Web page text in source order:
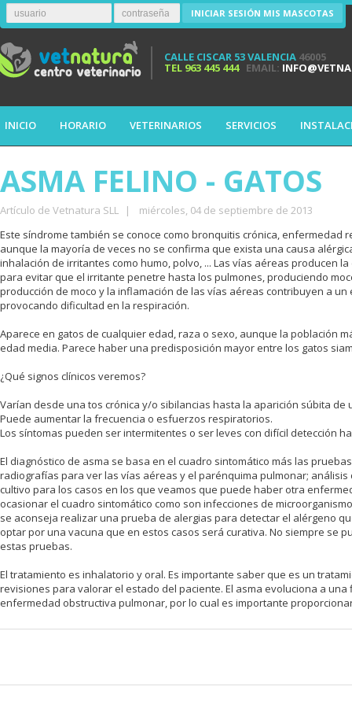
INICIAR SESIÓN MIS MASCOTAS
CALLE CISCAR 53 VALENCIA 46005
TEL 963 445 444EMAIL:
INICIO HORARIO VETERINARIOS SERVICIOS
ASMA FELINO - GATOS
Artículo de Vetnatura SLL |
miércoles, 04 de septiembre de 2013
Este síndrome también se conoce como bronquitis crónica, enfermedad
aunque la mayoría de veces no se confirma que exista una causa
inhalación de irritantes como humo, polvo, ... Las vías aéreas producen
para evitar que el irritante penetre hasta los pulmones, produciendo
producción de moco y la inflamación de las vías aéreas contribuyen a
provocando dificultad en la respiración.
Aparece en gatos de cualquier edad, raza o sexo, aunque la población
edad media. Parece haber una predisposición mayor entre los gatos
¿Qué signos clínicos veremos?
Varían desde una tos crónica y/o sibilancias hasta la aparición súbita
Puede aumentar la frecuencia o esfuerzos respiratorios.
Los síntomas pueden ser intermitentes o ser leves con difícil detección
El diagnóstico de asma se basa en el cuadro sintomático más las
radiografías para ver las vías aéreas y el parénquima pulmonar;
cultivo para los casos en los que veamos que puede haber otra
ocasionar el cuadro sintomático como son infecciones de
se aconseja realizar una prueba de alergias para detectar el alérgeno
optar por una vacuna que en estos casos será curativa. No siempre se
estas pruebas.
El tratamiento es inhalatorio y oral. Es importante saber que es un
revisiones para valorar el estado del paciente. El asma evoluciona a
enfermedad obstructiva pulmonar, por lo cual es importante